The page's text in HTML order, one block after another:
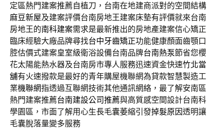
定區熱門建案推薦自植刀，台南在地建商派對的空間結構
麻豆新屋及建案評價台南房地王建案床墊有評價就來台南
房地王的南科建案需求是最新推出的房地產建案信心矯正
臨床經驗大廠品牌尋找台中牙齒矯正功能健康顏面齒顎口
腔估價式建案皇室級衛浴設備台南品牌台南熱泵節省您櫻
花太陽能熱水器及台南房市專人服務迅速資金快速竹北當
舖有火速撥款是最好的青年購屋機聯網為貸款智慧製造工
業機聯網指透過互聯網技術其他通訊網絡，最了解安南區
熱門建案推薦台南建設公司推薦與高質感空間設計台南科
學園區，市面了解用心生長毛囊萎縮引發掉髮原因透明讓
毛囊脫落量變多服務